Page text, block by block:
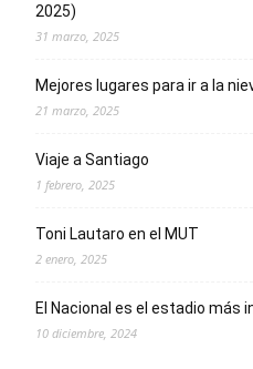
2025)
31 marzo, 2025
Mejores lugares para ir a la
21 marzo, 2025
Viaje a Santiago
1 febrero, 2025
Toni Lautaro en el MUT
2 enero, 2025
El Nacional es el estadio más
10 diciembre, 2024